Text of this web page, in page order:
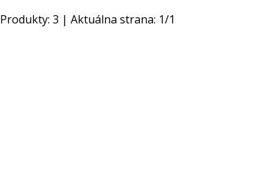
Produkty: 3 | Aktuálna strana: 1/1